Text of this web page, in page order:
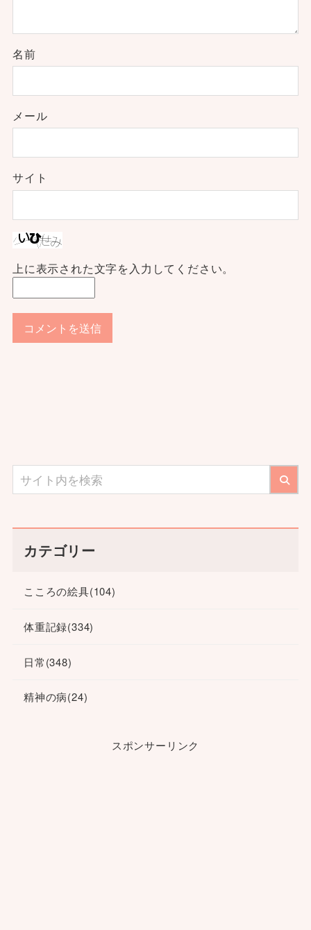
名前
メール
サイト
上に表示された文字を入力してください。
カテゴリー
こころの絵具(104)
体重記録(334)
日常(348)
精神の病(24)
スポンサーリンク